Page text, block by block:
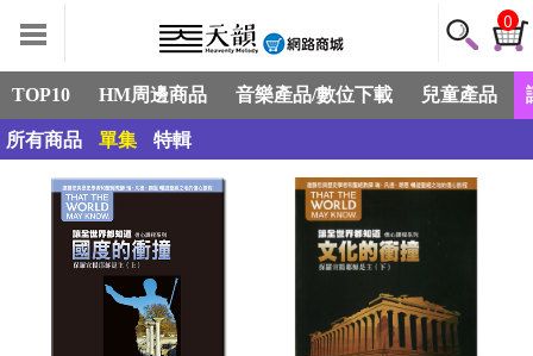
0
TOP10 HM周邊商品 音樂產品/數位下載 兒童產品
所有商品 單集 特輯